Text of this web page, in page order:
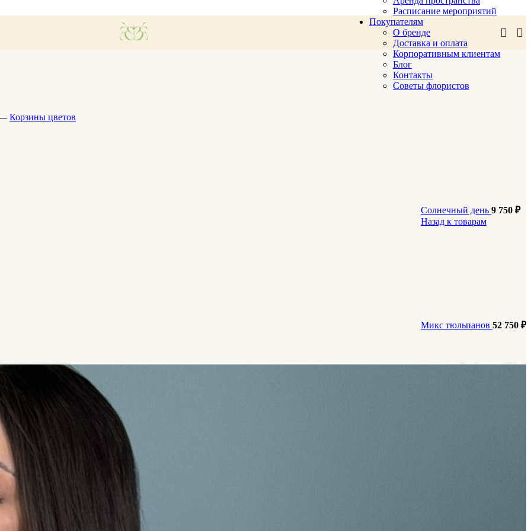
Расписание мероприятий
Покупателям
О бренде
Доставка и оплата
Корпоративным клиентам
Блог
Контакты
Советы флористов
Корзины цветов
Солнечный день 9 750 ₽
Назад к товарам
Микс тюльпанов 52 750 ₽